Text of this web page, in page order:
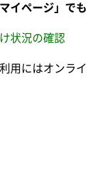
イページ」で
状況の確認
用にはオンライ